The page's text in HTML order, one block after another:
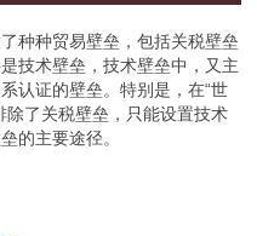
种种贸易壁垒，包括关税壁垒
技术壁垒，技术壁垒中，又主
认证的壁垒。特别是，在“世
除了关税壁垒，只能设置技术
的主要途径。